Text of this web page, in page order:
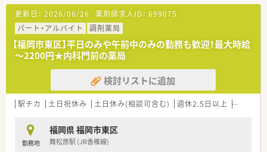
≪派遣でのお仕事とは≫
弊社の派遣社員としてご登録いただき、弊社の契約先で一定期
間お仕事をしていただくスタイルです。
≪こんな方は派遣就業がオススメ≫
●経験、スキルをいかして高収入ご希望の方
●勉強のために、いろいろな薬局で経験を積みたい方
●旅行等で定期的に連休を取りたい方
●転居の可能性があり、期間を区切って就業したい方
●正社員で希望に合った転職先が見つかるまで、収入を途切れさ
更新日： 2026/06/26 薬剤師求人ID： 699075
パート・アルバイト
調剤薬局
【福岡市東区】平日のみや午前中のみの勤務も歓迎！最大時給
～2200円★内科門前の薬局
検討リストに追加
駅チカ 土日祝休み 土日休み(相談可含む) 週休2.5日以上 週32h以
勤務地
福岡県 福岡市東区
舞松原駅 (JR香椎線)